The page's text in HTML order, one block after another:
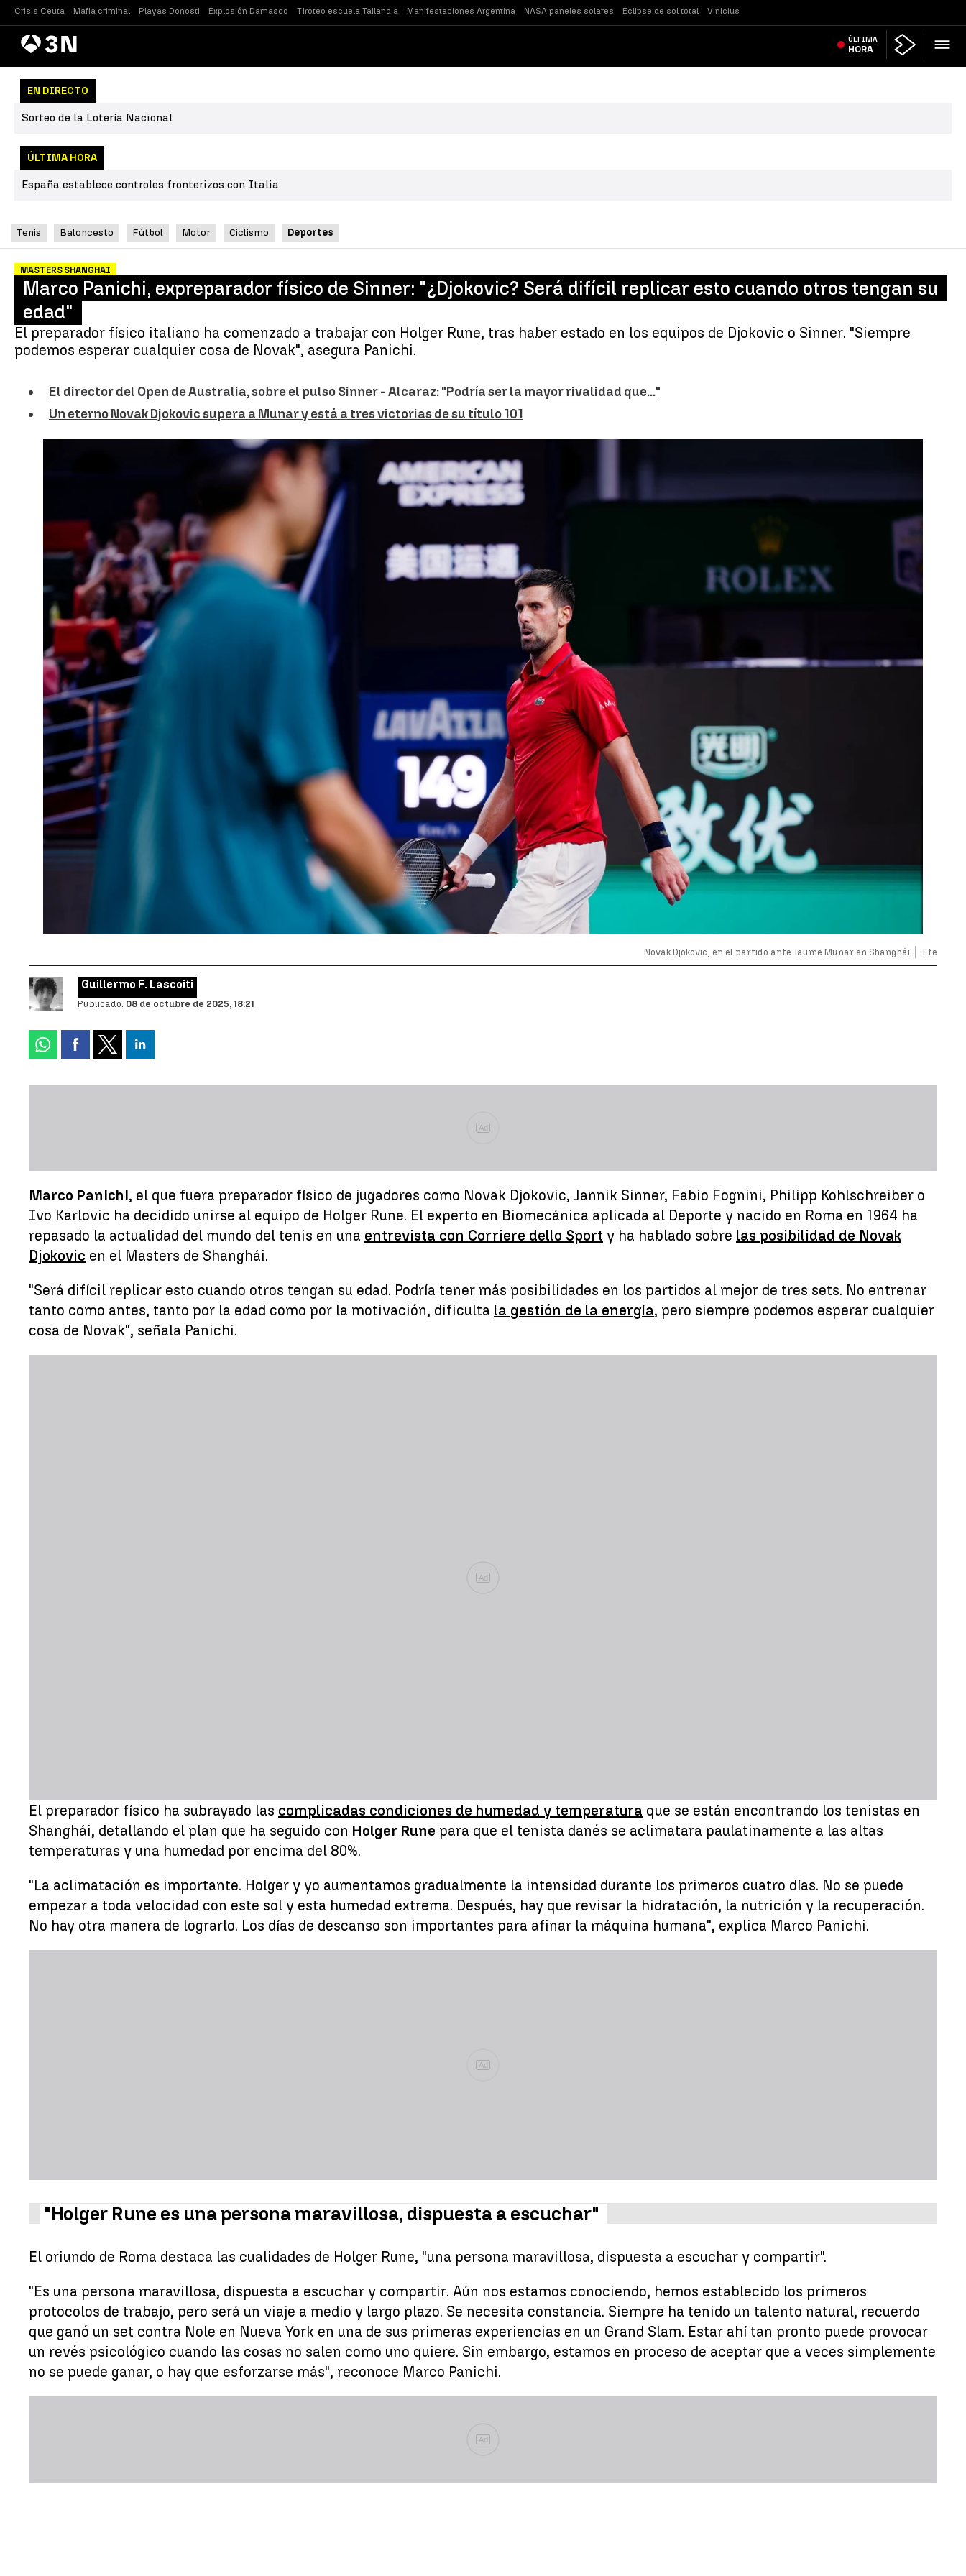
Crisis Ceuta Mafia criminal Playas Donosti Explosión Damasco Tiroteo escuela Tailandia Manifestaciones Argentina NASA paneles solares Eclipse de sol total Vinicius
AntenaNoticias ÚLTIMA
HORA
EN DIRECTO
Sorteo de la Lotería Nacional
ÚLTIMA HORA
España establece controles fronterizos con Italia
Tenis Baloncesto Fútbol Motor Ciclismo Deportes
MASTERS SHANGHAI
Marco Panichi, expreparador físico de Sinner: "¿Djokovic? Será difícil replicar esto cuando otros tengan su
edad"
El preparador físico italiano ha comenzado a trabajar con Holger Rune, tras haber estado en los equipos de Djokovic o Sinner. "Siempre
podemos esperar cualquier cosa de Novak", asegura Panichi.
El director del Open de Australia, sobre el pulso Sinner - Alcaraz: "Podría ser la mayor rivalidad que..."
Un eterno Novak Djokovic supera a Munar y está a tres victorias de su título 101
Novak Djokovic, en el partido ante Jaume Munar en Shanghái Efe
Guillermo F. Lascoiti
Publicado: 08 de octubre de 2025, 18:21
Ad
Marco Panichi, el que fuera preparador físico de jugadores como Novak Djokovic, Jannik Sinner, Fabio Fognini, Philipp Kohlschreiber o
Ivo Karlovic ha decidido unirse al equipo de Holger Rune. El experto en Biomecánica aplicada al Deporte y nacido en Roma en 1964 ha
repasado la actualidad del mundo del tenis en una entrevista con Corriere dello Sport y ha hablado sobre las posibilidad de Novak
Djokovic en el Masters de Shanghái.
"Será difícil replicar esto cuando otros tengan su edad. Podría tener más posibilidades en los partidos al mejor de tres sets. No entrenar
tanto como antes, tanto por la edad como por la motivación, dificulta la gestión de la energía, pero siempre podemos esperar cualquier
cosa de Novak", señala Panichi.
Ad
El preparador físico ha subrayado las complicadas condiciones de humedad y temperatura que se están encontrando los tenistas en
Shanghái, detallando el plan que ha seguido con Holger Rune para que el tenista danés se aclimatara paulatinamente a las altas
temperaturas y una humedad por encima del 80%.
"La aclimatación es importante. Holger y yo aumentamos gradualmente la intensidad durante los primeros cuatro días. No se puede
empezar a toda velocidad con este sol y esta humedad extrema. Después, hay que revisar la hidratación, la nutrición y la recuperación.
No hay otra manera de lograrlo. Los días de descanso son importantes para afinar la máquina humana", explica Marco Panichi.
Ad
"Holger Rune es una persona maravillosa, dispuesta a escuchar"
El oriundo de Roma destaca las cualidades de Holger Rune, "una persona maravillosa, dispuesta a escuchar y compartir".
"Es una persona maravillosa, dispuesta a escuchar y compartir. Aún nos estamos conociendo, hemos establecido los primeros
protocolos de trabajo, pero será un viaje a medio y largo plazo. Se necesita constancia. Siempre ha tenido un talento natural, recuerdo
que ganó un set contra Nole en Nueva York en una de sus primeras experiencias en un Grand Slam. Estar ahí tan pronto puede provocar
un revés psicológico cuando las cosas no salen como uno quiere. Sin embargo, estamos en proceso de aceptar que a veces simplemente
no se puede ganar, o hay que esforzarse más", reconoce Marco Panichi.
Ad